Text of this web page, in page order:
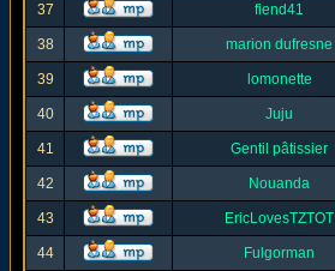
37 fiend41
38 marion dufresne
39 lomonette
40 Juju
41 Gentil pâtissier
42 Nouanda
43 EricLovesTZTOT
44 Fulgorman